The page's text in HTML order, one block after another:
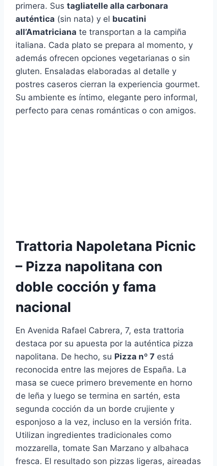
primera. Sus tagliatelle alla carbonara
auténtica (sin nata) y el bucatini
all’Amatriciana te transportan a la campiña
italiana. Cada plato se prepara al momento, y
además ofrecen opciones vegetarianas o sin
gluten. Ensaladas elaboradas al detalle y
postres caseros cierran la experiencia gourmet.
Su ambiente es íntimo, elegante pero informal,
perfecto para cenas románticas o con amigos.
Trattoria Napoletana Picnic
– Pizza napolitana con
doble cocción y fama
nacional
En Avenida Rafael Cabrera, 7, esta trattoria
destaca por su apuesta por la auténtica pizza
napolitana. De hecho, su Pizza nº 7 está
reconocida entre las mejores de España. La
masa se cuece primero brevemente en horno
de leña y luego se termina en sartén, esta
segunda cocción da un borde crujiente y
esponjoso a la vez, incluso en la versión frita.
Utilizan ingredientes tradicionales como
mozzarella, tomate San Marzano y albahaca
fresca. El resultado son pizzas ligeras, aireadas